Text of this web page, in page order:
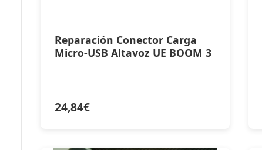
Reparación Conector Carga
Micro-USB Altavoz UE BOOM 3
24,84€